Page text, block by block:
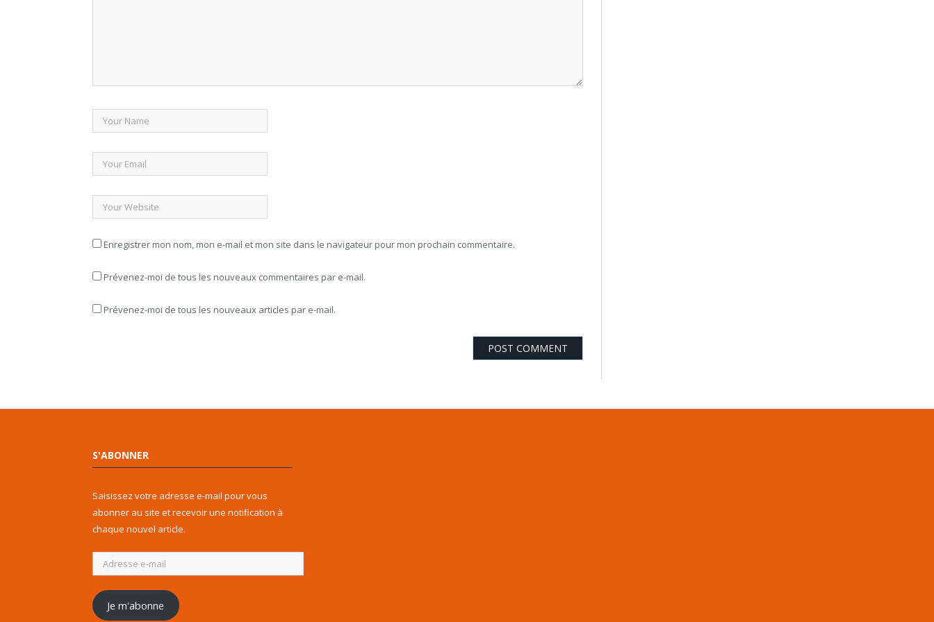
Enregistrer mon nom, mon e-mail et mon site dans le navigateur pour mon prochain commentaire.
Prévenez-moi de tous les nouveaux commentaires par e-mail.
Prévenez-moi de tous les nouveaux articles par e-mail.
S'ABONNER
Saisissez votre adresse e-mail pour vous
abonner au site et recevoir une notification à
chaque nouvel article.
Adresse
e-
mail
Je m'abonne